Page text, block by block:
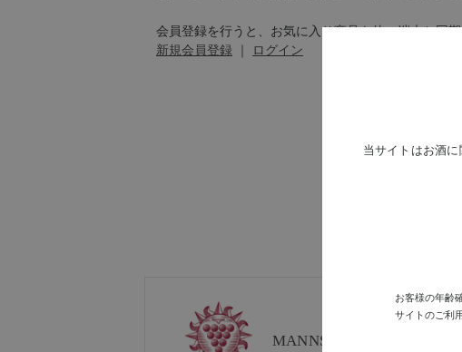
会員登録を行うと、お気に入り商品を他の端末と同
新規会員登録 ｜ ログイン
MANNS WINE
当サイトはお酒
お客様の年齢
サイトのご利